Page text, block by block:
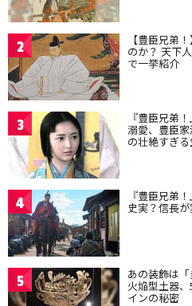
2 【豊臣兄弟
のか？ 天下
で一挙紹介
3 『豊臣兄弟
溺愛、豊臣
の壮絶すぎ
4 『豊臣兄弟
史実？信長
5 あの装飾は
火焔型土器
インの秘密